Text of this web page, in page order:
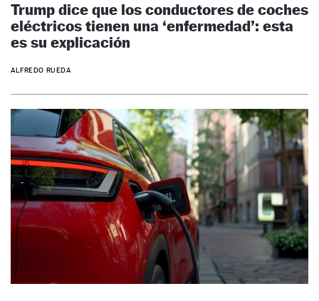
Trump dice que los conductores de coches
eléctricos tienen una ‘enfermedad’: esta
es su explicación
ALFREDO RUEDA